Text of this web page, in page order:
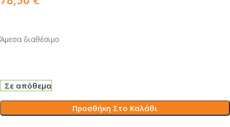
Άμεσα διαθέσιμο
Σε απόθεμα
Προσθήκη Στο Καλάθι